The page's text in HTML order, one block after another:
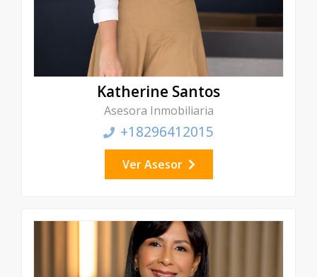
Katherine Santos
Asesora Inmobiliaria
+18296412015
Ver Asesor